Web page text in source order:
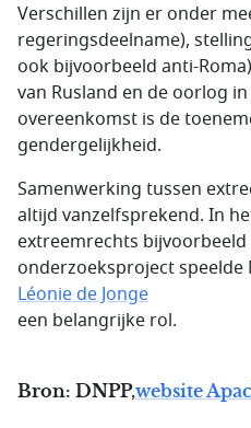
Verschillen zijn er onder
regeringsdeelname),
ook bijvoorbeeld anti-
van Rusland en de oorlog
overeenkomst is de
gendergelijkheid.
Samenwerking tussen
altijd vanzelfsprekend. In
extreemrechts
onderzoeksproject speelde
Léonie de Jonge
een belangrijke rol.
Bron: DNPP,website